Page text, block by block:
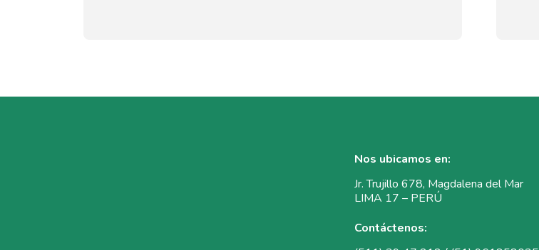
Nos ubicamos en:
Jr. Trujillo 678, Magdalena del Mar
LIMA 17 – PERÚ
Contáctenos: